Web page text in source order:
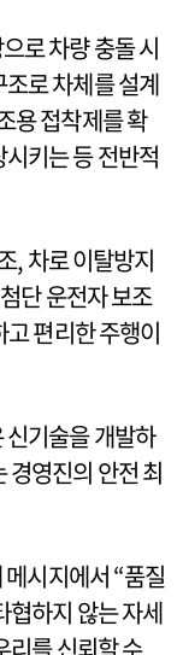
로 차량 충돌 시
로 차체를 설계
용 접착제를 확
키는 등 전반적
, 차로 이탈방지
단 운전자 보조
편리한 주행이
신기술을 개발하
경영진의 안전 최
시지에서 “품질
협하지 않는 자세